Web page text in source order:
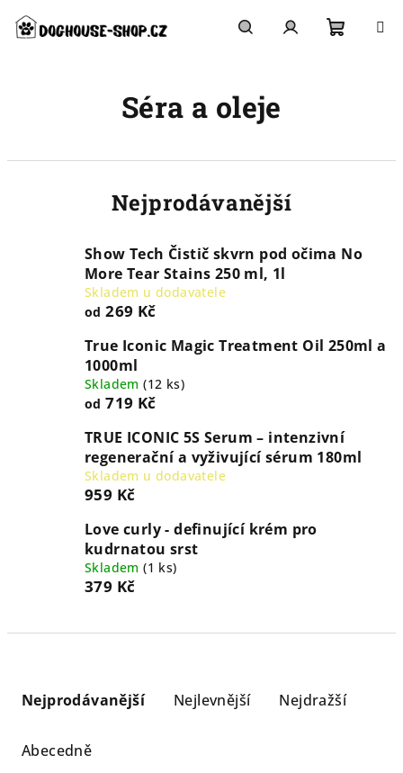
obsah
Séra a oleje
Nejprodávanější
Show Tech Čistič skvrn pod očima No
More Tear Stains 250 ml, 1l
Skladem u dodavatele
od 269 Kč
True Iconic Magic Treatment Oil 250ml a
1000ml
Skladem(12 ks)
od 719 Kč
TRUE ICONIC 5S Serum – intenzivní
regenerační a vyživující sérum 180ml
Skladem u dodavatele
959 Kč
Love curly - definující krém pro
kudrnatou srst
Skladem(1 ks)
379 Kč
Nejprodávanější Nejlevnější Nejdražší
Abecedně